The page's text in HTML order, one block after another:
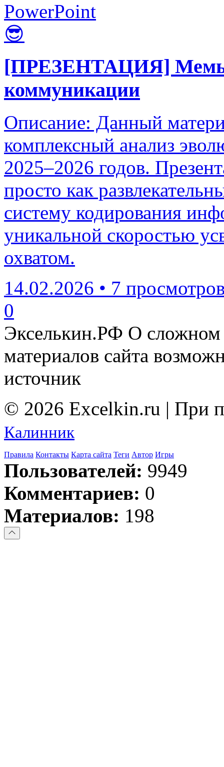
PowerPoint
😎
[ПРЕЗЕНТАЦИЯ] Мемы
коммуникации
Описание: Данный
комплексный анализ
2025–2026 годов.
просто как
систему кодирования
уникальной скоростью
охватом.
14.02.2026 • 7
0
Экселькин.РФ О сложном
материалов сайта
источник
© 2026 Excelkin.ru | При
Калинник
Правила Контакты Карта сайта Теги Автор Игры
Пользователей: 9949
Комментариев: 0
Материалов: 198